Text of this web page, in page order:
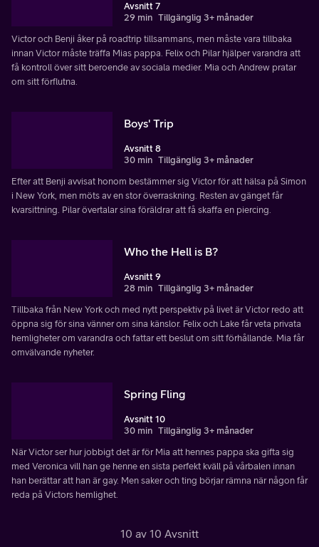
Avsnitt 7
29 min Tillgänglig 3+ månader
Victor och Benji åker på roadtrip tillsammans, men måste vara tillbaka
innan Victor måste träffa Mias pappa. Felix och Pilar hjälper varandra att
få kontroll över sitt beroende av sociala medier. Mia och Andrew pratar
om sitt förflutna.
Boys' Trip
Avsnitt 8
30 min Tillgänglig 3+ månader
Efter att Benji avvisat honom bestämmer sig Victor för att hälsa på Simon
i New York, men möts av en stor överraskning. Resten av gänget får
kvarsittning. Pilar övertalar sina föräldrar att få skaffa en piercing.
Who the Hell is B?
Avsnitt 9
28 min Tillgänglig 3+ månader
Tillbaka från New York och med nytt perspektiv på livet är Victor redo att
öppna sig för sina vänner om sina känslor. Felix och Lake får veta privata
hemligheter om varandra och fattar ett beslut om sitt förhållande. Mia får
omvälvande nyheter.
Spring Fling
Avsnitt 10
30 min Tillgänglig 3+ månader
När Victor ser hur jobbigt det är för Mia att hennes pappa ska gifta sig
med Veronica vill han ge henne en sista perfekt kväll på vårbalen innan
han berättar att han är gay. Men saker och ting börjar rämna när någon får
reda på Victors hemlighet.
10 av 10 Avsnitt